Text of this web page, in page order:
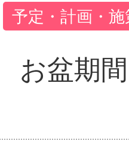
予定・計画・
お盆期